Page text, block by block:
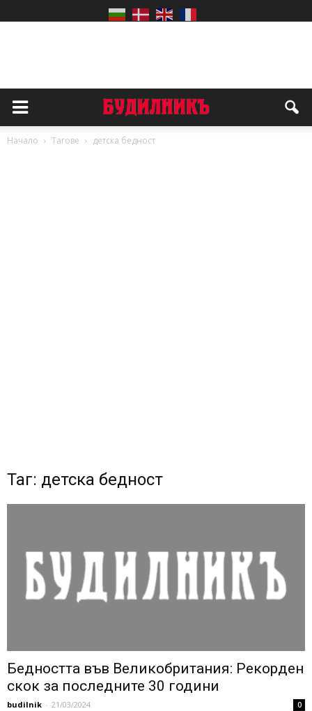
Начало Тагове детска бедност
Таг: детска бедност
Бедността във Великобритания: Рекорден
скок за последните 30 години
budilnik - 21/03/2024 0